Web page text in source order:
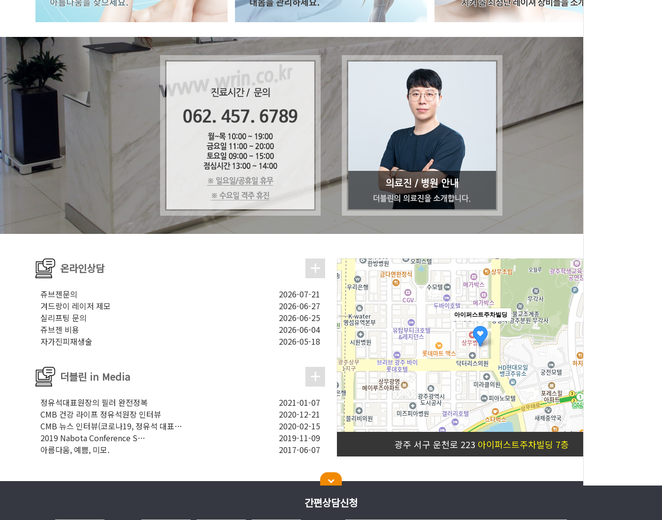
온라인상담
쥬브젠문의
2026-07-21
겨드랑이 레이저 제모
2026-06-27
실리프팅 문의
2026-06-25
쥬브젠 비용
2026-06-04
자가진피재생술
2026-05-18
더블린 in Media
정유석대표원장의 필러 완전정복
2021-01-07
CMB 건강 라이프 정유석원장 인터뷰
2020-12-21
CMB 뉴스 인터뷰(코로나19, 정유석 대표…
2020-02-15
2019 Nabota Conference S…
2019-11-09
아름다움, 예쁨, 미모.
2017-06-07
아이퍼스트주차빌딩
로드뷰 길찾기
광주 서구 운천로 223 아이퍼스트주차빌딩 7층
간편상담신청